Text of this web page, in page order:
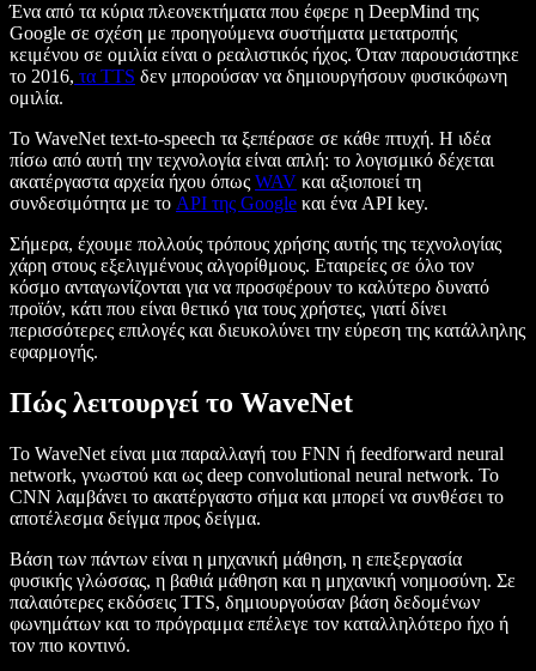
Ένα από τα κύρια πλεονεκτήματα που έφερε η DeepMind της
Google σε σχέση με προηγούμενα συστήματα μετατροπής
κειμένου σε ομιλία είναι ο ρεαλιστικός ήχος. Όταν παρουσιάστηκε
το 2016, τα TTS δεν μπορούσαν να δημιουργήσουν φυσικόφωνη
ομιλία.
Το WaveNet text-to-speech τα ξεπέρασε σε κάθε πτυχή. Η ιδέα
πίσω από αυτή την τεχνολογία είναι απλή: το λογισμικό δέχεται
ακατέργαστα αρχεία ήχου όπως WAV και αξιοποιεί τη
συνδεσιμότητα με το API της Google και ένα API key.
Σήμερα, έχουμε πολλούς τρόπους χρήσης αυτής της τεχνολογίας
χάρη στους εξελιγμένους αλγορίθμους. Εταιρείες σε όλο τον
κόσμο ανταγωνίζονται για να προσφέρουν το καλύτερο δυνατό
προϊόν, κάτι που είναι θετικό για τους χρήστες, γιατί δίνει
περισσότερες επιλογές και διευκολύνει την εύρεση της κατάλληλης
εφαρμογής.
Πώς λειτουργεί το WaveNet
Το WaveNet είναι μια παραλλαγή του FNN ή feedforward neural
network, γνωστού και ως deep convolutional neural network. Το
CNN λαμβάνει το ακατέργαστο σήμα και μπορεί να συνθέσει το
αποτέλεσμα δείγμα προς δείγμα.
Βάση των πάντων είναι η μηχανική μάθηση, η επεξεργασία
φυσικής γλώσσας, η βαθιά μάθηση και η μηχανική νοημοσύνη. Σε
παλαιότερες εκδόσεις TTS, δημιουργούσαν βάση δεδομένων
φωνημάτων και το πρόγραμμα επέλεγε τον καταλληλότερο ήχο ή
τον πιο κοντινό.